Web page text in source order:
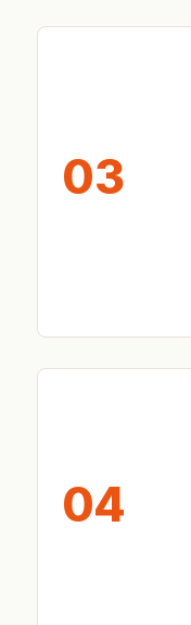
03
04